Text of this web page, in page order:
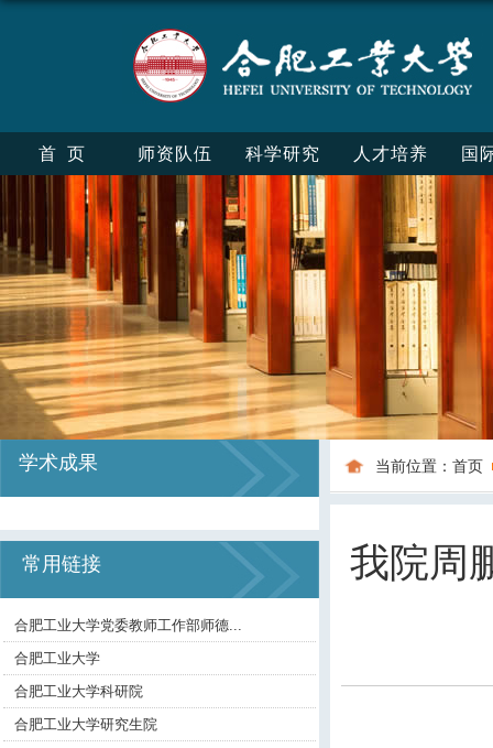
首页 师资队伍 科学研究 人才培养 国
学术成果
常用链接
合肥工业大学党委教师工作部师德...
合肥工业大学
合肥工业大学科研院
合肥工业大学研究生院
当前位置： 首页
我院周